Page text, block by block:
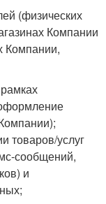
(физических
Компании
Компании,
товаров/услуг
сообщений,
и